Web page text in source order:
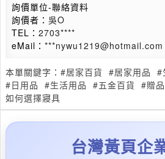
詢價單位-聯絡資料
詢價者： 吳O
TEL： 2703****
eMail： ***nywu1219@hotmail.com
本單關鍵字： #居家百貨 #居家用品 #
#日用品 #生活用品 #五金百貨 #贈品
如何選擇寢具
台灣黃頁企